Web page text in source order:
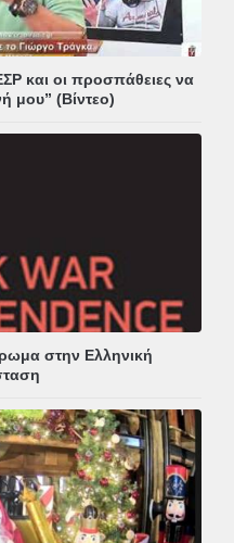
και οι προσπάθειες να
μου” (Βίντεο)
στην Ελληνική